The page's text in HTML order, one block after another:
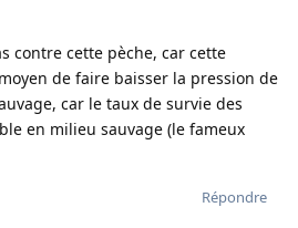
contre cette pèche, car cette
de faire baisser la pression de
car le taux de survie des
en milieu sauvage (le fameux
Répondre